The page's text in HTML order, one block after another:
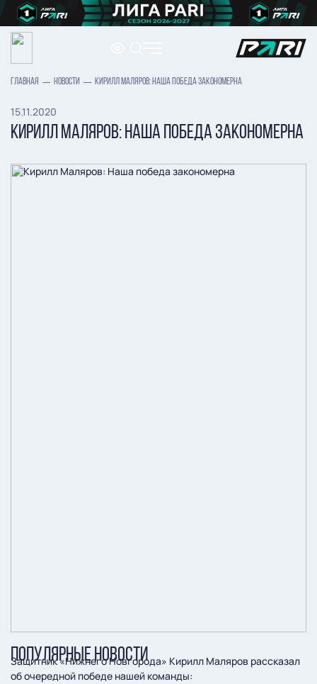
ГЛАВНАЯ НОВОСТИ КИРИЛЛ МАЛЯРОВ: НАША ПОБЕДА ЗАКОНОМЕРНА
15.11.2020
КИРИЛЛ МАЛЯРОВ: НАША ПОБЕДА ЗАКОНОМЕРНА
Защитник «Нижнего Новгорода» Кирилл Маляров рассказал
об очередной победе нашей команды:
ПОПУЛЯРНЫЕ НОВОСТИ